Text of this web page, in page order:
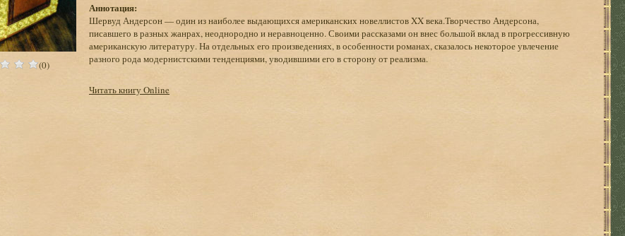
(0)
Аннотация:
Шервуд Андерсон — один из наиболее выдающихся американских новеллистов XX века.Творчество Андерсона,
писавшего в разных жанрах, неоднородно и неравноценно. Своими рассказами он внес большой вклад в прогрессивную
американскую литературу. На отдельных его произведениях, в особенности романах, сказалось некоторое увлечение
разного рода модернистскими тенденциями, уводившими его в сторону от реализма.
Читать книгу Online